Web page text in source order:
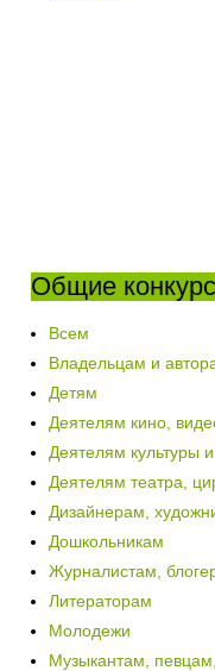
Общие
Всем
Владельцам и
Детям
Деятелям кино,
Деятелям культуры и
Деятелям театра,
Дизайнерам,
Дошкольникам
Журналистам,
Литераторам
Молодежи
Музыкантам,